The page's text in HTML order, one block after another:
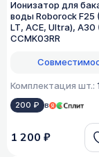
Ионизатор для
воды Roborock F25
LT, ACE, Ultra), A30
CCMK03RR
Комплектация шт.: 1
200 ₽ в
1 200 ₽